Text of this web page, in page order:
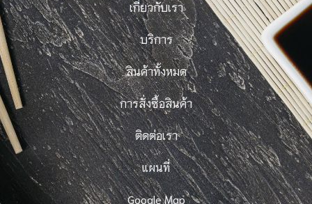
เกี่ยวกับเรา
บริการ
สินค้าทั้งหมด
การสั่งซื้อสินค้า
ติดต่อเรา
แผนที่
Google Map